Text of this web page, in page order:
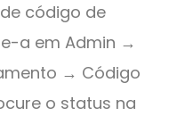
código de
a em Admin →
→ Código
o status na